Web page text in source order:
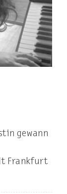
gewann
Frankfurt